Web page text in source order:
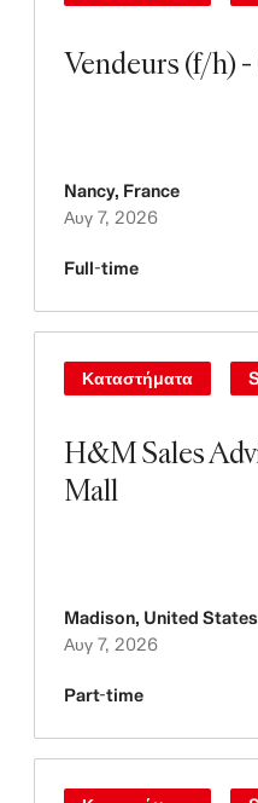
Vendeurs (f/h)
Nancy, France
Αυγ 7, 2026
Full-time
H&M Sales
Mall
Καταστήματα
Madison, United States
Αυγ 7, 2026
Part-time